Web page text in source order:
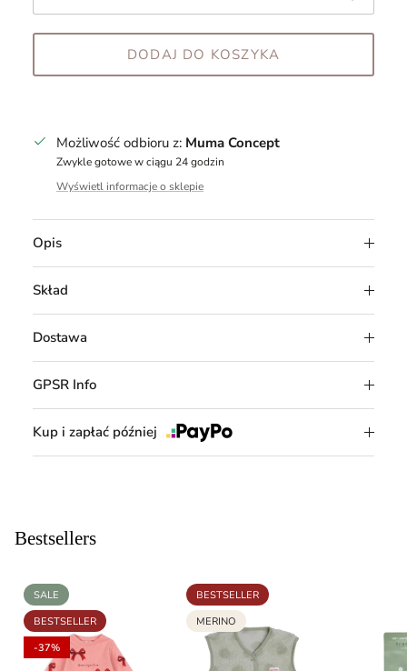
DODAJ DO KOSZYKA
Możliwość odbioru z: Muma Concept
Zwykle gotowe w ciągu 24 godzin
Wyświetl informacje o sklepie
Opis
Skład
Dostawa
GPSR Info
Kup i zapłać później
Bestsellers
SALE
BESTSELLER
-37%
BESTSELLER
MERINO